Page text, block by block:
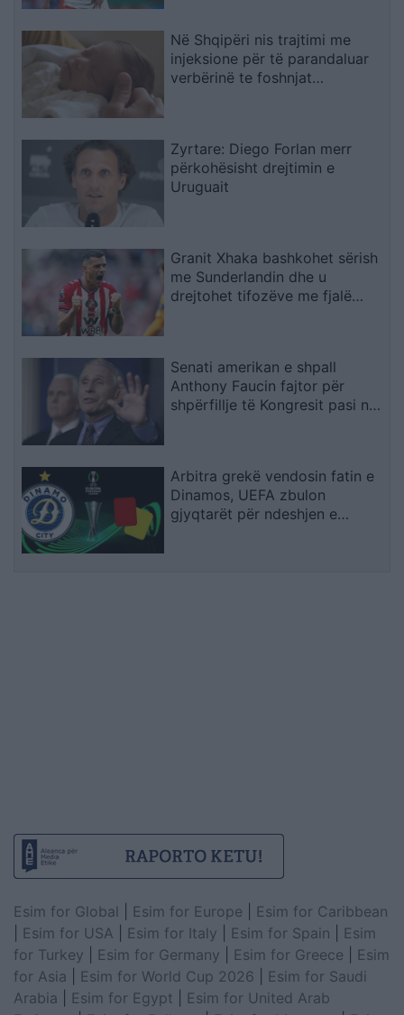
Në Shqipëri nis trajtimi me
injeksione për të parandaluar
verbërinë te foshnjat
Zyrtare: Diego Forlan merr
përkohësisht drejtimin e
Uruguait
Granit Xhaka bashkohet sërish
me Sunderlandin dhe u
drejtohet tifozëve me fjalë
Senati amerikan e shpall
Anthony Faucin fajtor për
shpërfillje të Kongresit pasi nuk
Arbitra grekë vendosin fatin e
Dinamos, UEFA zbulon
gjyqtarët për ndeshjen e
Esim for Global Esim for Europe
Esim for Caribbean
Esim for USA Esim for Italy Esim for Spain
Esim
for Turkey
Esim for Germany Esim for Greece
Esim
for Asia
Esim for World Cup 2026
Esim for Saudi
Arabia
Esim for Egypt
Esim for United Arab